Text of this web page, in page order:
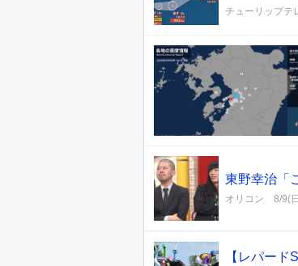
チューリップテ
東野幸治「
オリコン 8/9(
【レパー